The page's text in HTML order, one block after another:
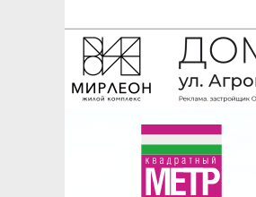
На Метре
Помогайте